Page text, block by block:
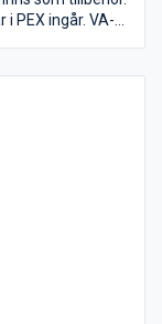
PEX ingår. VA-